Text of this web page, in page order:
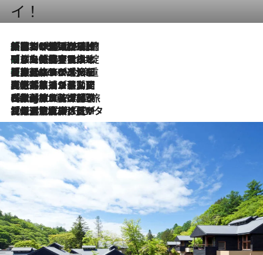
イ！
2026.8.6
「荷物が増えるほど旅ストレスは増す」美容ジャーナリストがたどり着いた最終結論。“化粧品を劇的に減らす”感動の凝縮美容とは
2026.8.6
「旅先には金髪ウィッグを持参」日本と同じメイクでは損してる!? 美容ジャーナリストが提案する“掟破りの旅美容”とは
2026.8.6
【厳選旅コスメ】「身軽さ＆UV対策重視！」ヘアアーティストshucoが選んだ夏旅ベストコスメを発表【Mサイズジップ】
2026.8.5
【厳選旅コスメ】国内をあちこち移動する河井菜摘が選んだ夏旅ベストコスメ発表！「リラックスアイテムはマスト」【Mサイズジップ】
2026.8.4
【厳選旅コスメ】「紫外線＆乾燥対策しながらメイク感も！」ヘア＆メイクGeorgeが選んだ夏旅ベストコスメを発表！【Mサイズジップ】
2026.8.3
【厳選旅コスメ】「保湿もタイパ重視！」“サウナ好き”タレント清水みさとが愛用する夏旅ベストコスメを発表！【Mサイズジップ】